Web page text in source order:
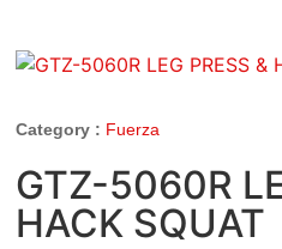
Category : Fuerza
GTZ-5060R
HACK SQUAT